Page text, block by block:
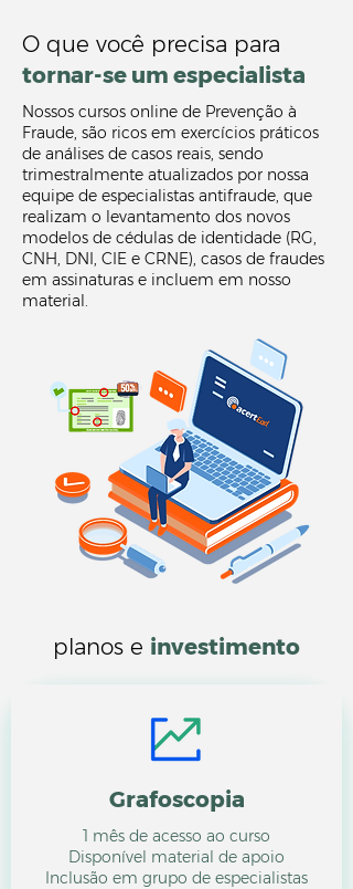
O que você precisa para
tornar-se um especialista
Nossos cursos online de Prevenção à
Fraude, são ricos em exercícios práticos
de análises de casos reais, sendo
trimestralmente atualizados por nossa
equipe de especialistas antifraude, que
realizam o levantamento dos novos
modelos de cédulas de identidade (RG,
CNH, DNI, CIE e CRNE), casos de fraudes
em assinaturas e incluem em nosso
material.
planos e investimento
Grafoscopia
1 mês de acesso ao curso
Disponível material de apoio
Inclusão em grupo de especialistas